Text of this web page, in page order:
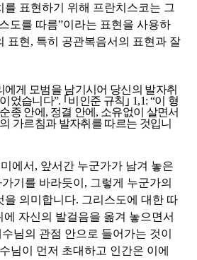
를 표현하기 위해 프란치스코는 그
도를 따름”이라는 표현을 사용하
표현 , 특히 공관복음서의 표현과 잘
에게 모범을 남기시어 당신의 발자취
었습니다”. ｢ 비인준 규칙 ｣ 1,1: “이 형
종 안에 , 정결 안에 , 소유없이 살면서
가르침과 발자취를 따르는 것입니
에서 , 앞서간 누군가가 남겨 놓은
기를 바라듯이 , 그렇게 누군가의
을 의미합니다. 그리스도에 대한 따
에 자신의 발걸음을 옮겨 놓으면서
님의 관점 안으로 들어가는 것이
님이 먼저 초대하고 인간은 이에